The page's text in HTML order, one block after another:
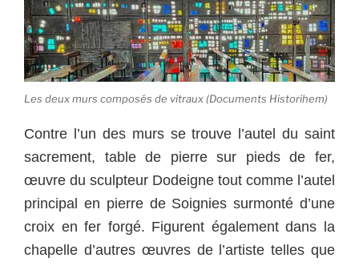
Les deux murs composés de vitraux (Documents Historihem)
Contre l’un des murs se trouve l’autel du saint
sacrement, table de pierre sur pieds de fer,
œuvre du sculpteur Dodeigne tout comme l’autel
principal en pierre de Soignies surmonté d’une
croix en fer forgé. Figurent également dans la
chapelle d’autres œuvres de l’artiste telles que